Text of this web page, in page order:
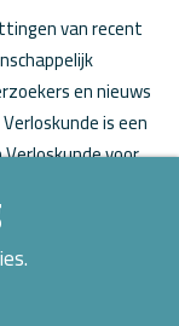
van recent
en nieuws
is een
voor